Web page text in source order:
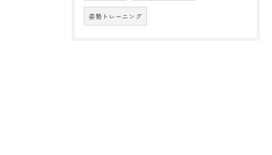
姿勢トレーニング